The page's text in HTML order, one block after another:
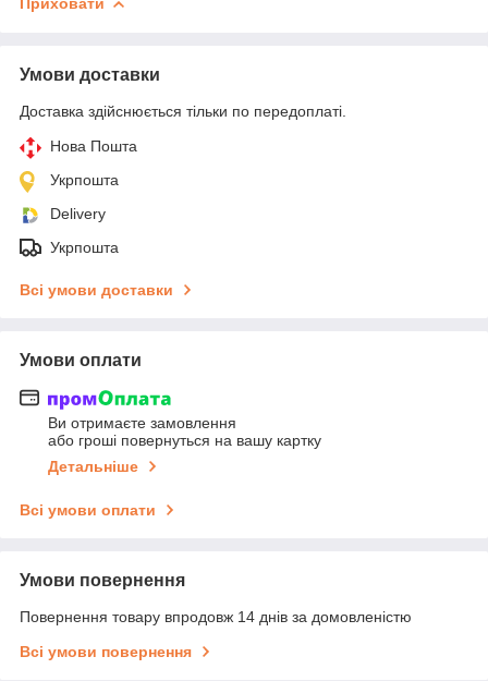
Умови доставки
Доставка здійснюється тільки по передоплаті.
Нова Пошта
Укрпошта
Delivery
Укрпошта
Всі умови доставки
Умови оплати
Ви отримаєте замовлення
або гроші повернуться на вашу картку
Детальніше
Всі умови оплати
Умови повернення
Повернення товару впродовж 14 днів за домовленістю
Всі умови повернення